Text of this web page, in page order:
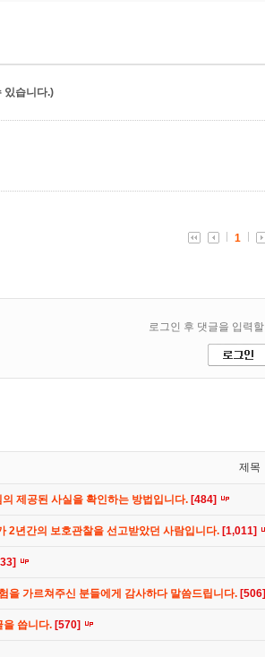
있습니다.)
제목
제공된 사실을 확인하는 방법입니다. [484]
2년간의 보호관찰을 선고받았던 사람입니다. [1,011]
을 가르쳐주신 분들에게 감사하다 말씀드립니다. [506]
을 씁니다. [570]